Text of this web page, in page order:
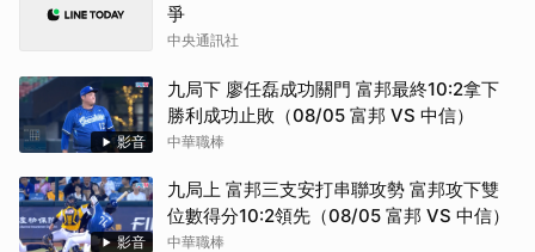
爭
中央通訊社
影音
九局下 廖任磊成功關門 富邦最終10:2拿下
勝利成功止敗（08/05 富邦 VS 中信）
中華職棒
影音
九局上 富邦三支安打串聯攻勢 富邦攻下雙
位數得分10:2領先（08/05 富邦 VS 中信）
中華職棒